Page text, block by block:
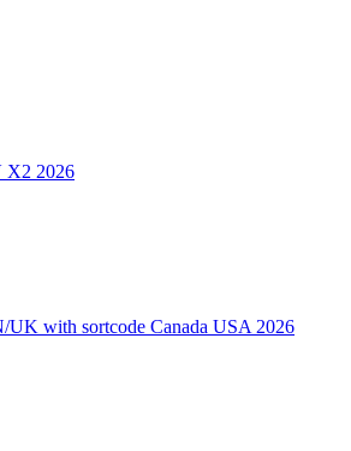
2026
with sortcode Canada USA 2026